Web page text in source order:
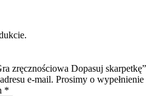
zręcznościowa Dopasuj skarpetkę”
e-mail. Prosimy o wypełnienie
*